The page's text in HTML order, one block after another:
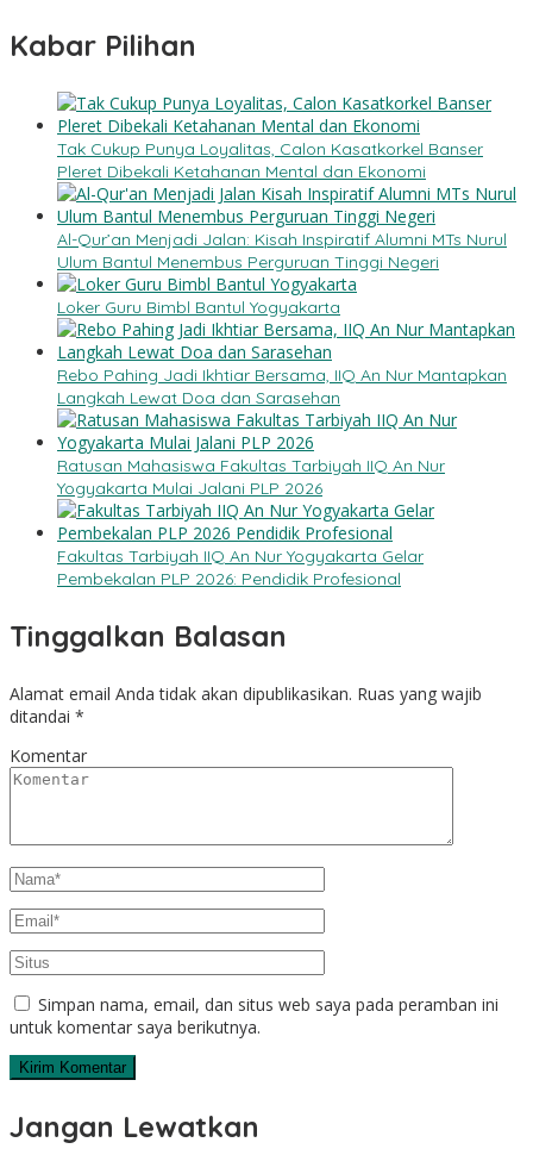
Kabar Pilihan
Tak Cukup Punya Loyalitas, Calon Kasatkorkel Banser
Pleret Dibekali Ketahanan Mental dan Ekonomi
Al-Qur’an Menjadi Jalan: Kisah Inspiratif Alumni MTs Nurul
Ulum Bantul Menembus Perguruan Tinggi Negeri
Loker Guru Bimbl Bantul Yogyakarta
Rebo Pahing Jadi Ikhtiar Bersama, IIQ An Nur Mantapkan
Langkah Lewat Doa dan Sarasehan
Ratusan Mahasiswa Fakultas Tarbiyah IIQ An Nur
Yogyakarta Mulai Jalani PLP 2026
Fakultas Tarbiyah IIQ An Nur Yogyakarta Gelar
Pembekalan PLP 2026: Pendidik Profesional
Tinggalkan Balasan
Alamat email Anda tidak akan dipublikasikan. Ruas yang wajib
ditandai *
Komentar
Simpan nama, email, dan situs web saya pada peramban ini
untuk komentar saya berikutnya.
Jangan Lewatkan